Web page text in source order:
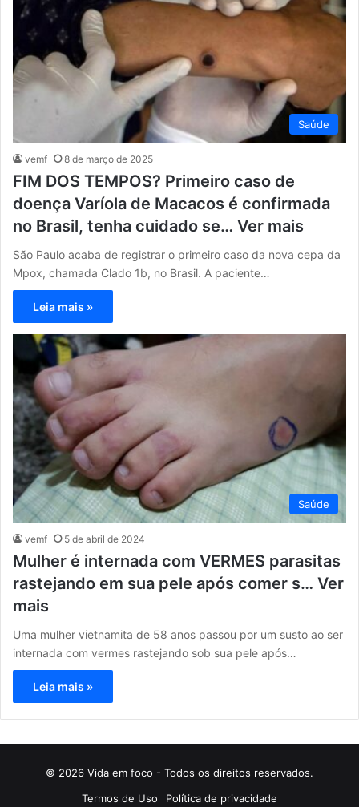
Saúde
vemf 8 de março de 2025
FIM DOS TEMPOS? Primeiro caso de
doença Varíola de Macacos é confirmada
no Brasil, tenha cuidado se… Ver mais
São Paulo acaba de registrar o primeiro caso da nova cepa da
Mpox, chamada Clado 1b, no Brasil. A paciente…
Leia mais »
Saúde
vemf 5 de abril de 2024
Mulher é internada com VERMES parasitas
rastejando em sua pele após comer s… Ver
mais
Uma mulher vietnamita de 58 anos passou por um susto ao ser
internada com vermes rastejando sob sua pele após…
Leia mais »
© 2026 Vida em foco - Todos os direitos reservados.
Termos de Uso
Política de privacidade